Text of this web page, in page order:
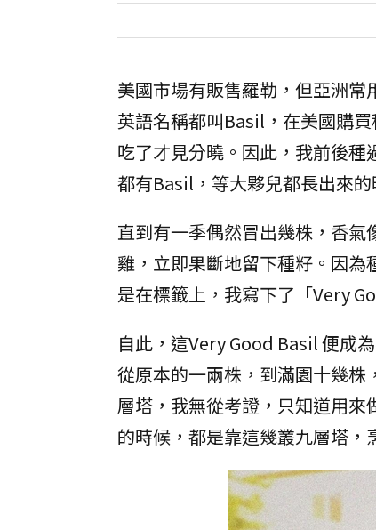
美國市場有販售羅勒，但亞洲
英語名稱都叫Basil，在美國購
吃了才見分曉。因此，我前後
都有Basil，等大夥兒都長出來
直到有一季偶然冒出幾株，香
雞，立即果斷地留下種籽。因
是在標籤上，我寫下了「Very
自此，這Very Good Basil 便成
從原本的一兩株，到滿園十幾
層塔，我無從考證，只知道用
的時候，都是靠這幾叢九層塔，